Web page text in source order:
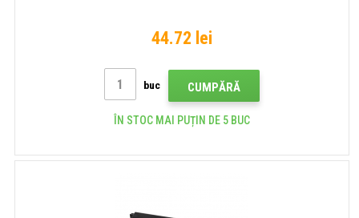
44.72 lei
buc CUMPĂRĂ
ÎN STOC MAI PUȚIN DE 5 BUC